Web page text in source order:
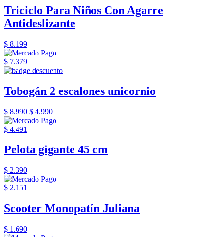
Triciclo Para Niños Con Agarre
Antideslizante
$ 8.199
$ 7.379
Tobogán 2 escalones unicornio
$ 8.990 $ 4.990
$ 4.491
Pelota gigante 45 cm
$ 2.390
$ 2.151
Scooter Monopatín Juliana
$ 1.690